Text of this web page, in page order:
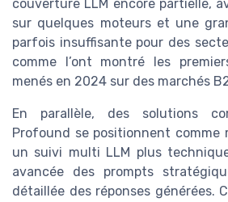
couverture LLM encore partielle,
sur quelques moteurs et une
parfois insuffisante pour des
comme l’ont montré les
menés en 2024 sur des marchés
En parallèle, des solutions
Profound se positionnent comme
un suivi multi LLM plus
avancée des prompts
détaillée des réponses générées.